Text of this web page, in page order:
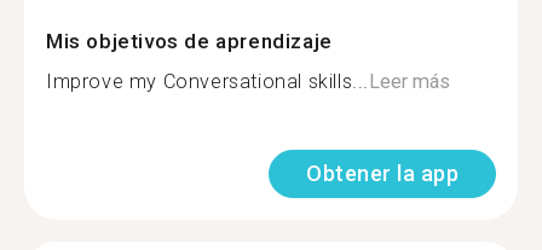
Mis objetivos de aprendizaje
Improve my Conversational skills...Leer más
Obtener la app